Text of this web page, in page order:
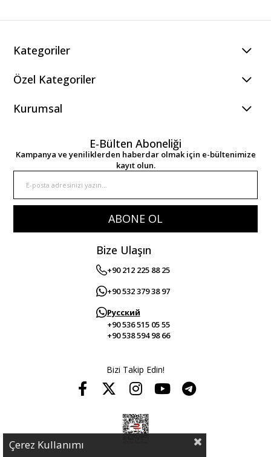
Kategoriler
Özel Kategoriler
Kurumsal
E-Bülten Aboneliği
Kampanya ve yeniliklerden haberdar olmak için e-bültenimize
kayıt olun.
ABONE OL
Bize Ulaşın
+90 212 225 88 25
+90 532 379 38 97
Русский
+90 536 515 05 55
+90 538 594 98 66
Bizi Takip Edin!
Çerez Kullanımı